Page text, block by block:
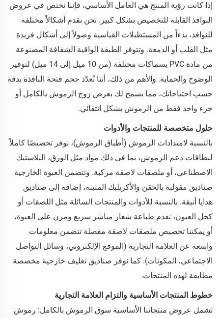
إذا كانت رؤية المنتج هي العامل الأساسي، فإننا نختص في عروض
النوافذ القابلة للتخصيص بشكل كبير. نحن نقدم أشكالاً مختلفة
للنوافذ، بدءاً من المستطيلات القياسية وصولاً إلى أشكال فريدة
مثل القلب أو الدمعة. وتتوفر الطبقة الواقية الشفافة المصنوعة
من مادة PVC بسماكات مختلفة (من 10 ميل إلى 14 ميل) لتوفير
الوضوح والحماية. والأهم من ذلك، أننا نُعدّد حجم فتحة النافذة بدقة
حسب احتياجاتك، مما يسمح لك بعرض زوج الرموش بالكامل أو
جزء واحد فقط من الرموش بشكل انتقائي.
حلول متخصصة للمنتجات والأدوات
بالنسبة لامتدادات الرموش (أطباق الرموش)، نوفر تخصيصًا كاملاً
لبطاقات دعم الرموش، بما في ذلك مواد مثل الورق، البلاستيك
الاصطناعي، أو ملصقات لاصقة مركبة. وتتضمن العبوة الخارجية
صناديق مقولبة بالحقن والأكريليك المتينة، إضافة إلى صناديق
هدايا أنيقة. بالنسبة للأدوات والمنتجات السائلة مثل اللصقات أو
كحل العيون، نقدم طباعة شعار مباشر سريع ومرن على العبوة،
أو يمكننا تخصيص ملصقات لاصقة مفصلة تتضمن معلومات
واسعة عن العلامة التجارية (الموقع الإلكتروني، وسائل التواصل
الاجتماعي، المكونات). كما نوفر صناديق تغليف خارجية مخصصة
مطابقة لهذه المنتجات.
خطوط المنتجات الأساسية والتزام العلامة التجارية
تشمل عروض منتجاتنا الأساسية سوق الرموش بالكامل: رموش